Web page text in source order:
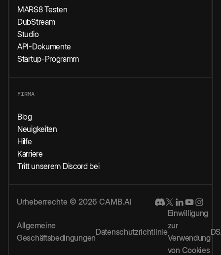
MARS8 Testen
DubStream
Studio
API-Dokumente
Startup-Programm
FIRMA
Blog
Neuigkeiten
Hilfe
Karriere
Tritt unserem Discord bei
Urheberrechte © 2026 CAMB.AI
Allgemeine
Geschäftsbedingungen
Datenschutzrichtlinie
Einwilligung
zur
Verwendung
von Cookies